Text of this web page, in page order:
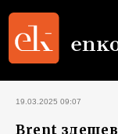
19.03.2025 09:07
Brent